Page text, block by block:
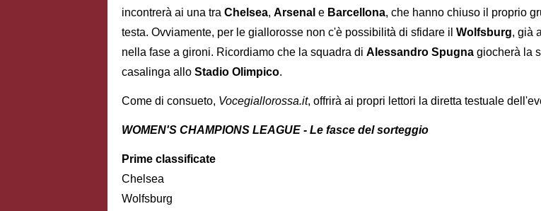
incontrerà ai una tra Chelsea, Arsenal e Barcellona, che hanno chiuso il proprio
testa. Ovviamente, per le giallorosse non c'è possibilità di sfidare il Wolfsburg, già
nella fase a gironi. Ricordiamo che la squadra di Alessandro Spugna giocherà la
casalinga allo Stadio Olimpico.
Come di consueto, Vocegiallorossa.it, offrirà ai propri lettori la diretta testuale
WOMEN'S CHAMPIONS LEAGUE - Le fasce del sorteggio
Prime classificate
Chelsea
Wolfsburg